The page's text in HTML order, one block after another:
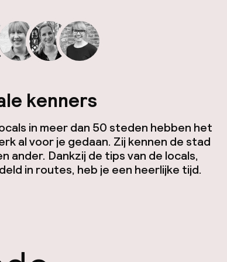
kenners
in meer dan 50 steden hebben het
al voor je gedaan. Zij kennen de stad
ander. Dankzij de tips van de locals,
in routes, heb je een heerlijke tijd.